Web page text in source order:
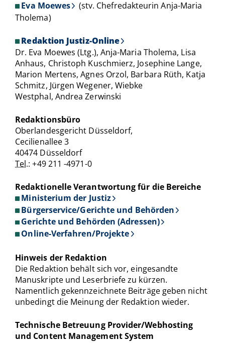
Eva Moewes
(stv. Chefredakteurin Anja-Maria
Tholema)
Redaktion Justiz-Online
Dr. Eva Moewes (Ltg.), Anja-Maria Tholema, Lisa
Anhaus, Christoph Kuschmierz, Josephine Lange,
Marion Mertens, Agnes Orzol, Barbara Rüth, Katja
Schmitz, Jürgen Wegener, Wiebke
Westphal, Andrea Zerwinski
Redaktionsbüro
Oberlandesgericht Düsseldorf,
Cecilienallee 3
40474 Düsseldorf
Tel.: +49 211 -4971-0
Redaktionelle Verantwortung für die Bereiche
Ministerium der Justiz
Bürgerservice/Gerichte und Behörden
Gerichte und Behörden (Adressen)
Online-Verfahren/Projekte
Hinweis der Redaktion
Die Redaktion behält sich vor, eingesandte
Manuskripte und Leserbriefe zu kürzen.
Namentlich gekennzeichnete Beiträge geben nicht
unbedingt die Meinung der Redaktion wieder.
Technische Betreuung Provider/Webhosting
und Content Management System